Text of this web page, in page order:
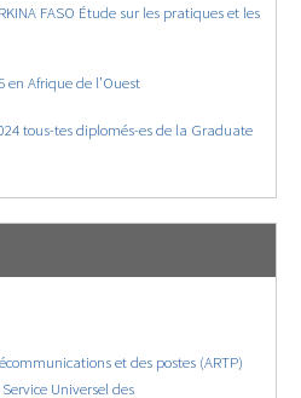
FASO Étude sur les pratiques et les
en Afrique de l’Ouest
tous-tes diplomés-es de la Graduate
et des postes (ARTP)
Universel des